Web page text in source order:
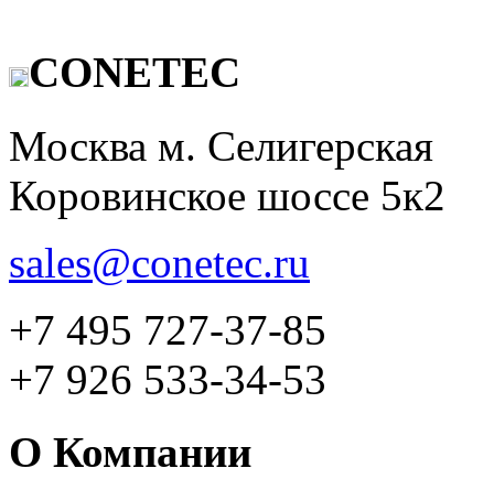
CONETEC
Москва м. Селигерская
Коровинское шоссе 5к2
sales@conetec.ru
+7 495 727-37-85
+7 926 533-34-53
О Компании